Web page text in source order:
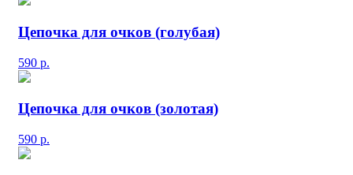
Цепочка для очков (голубая)
590 р.
Цепочка для очков (золотая)
590 р.